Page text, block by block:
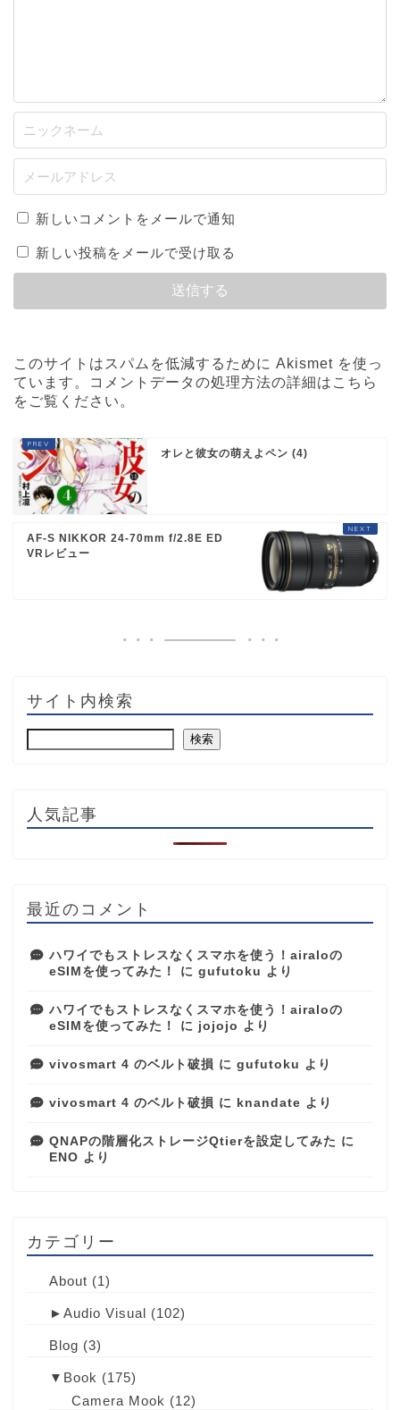
新しいコメントをメールで通知
新しい投稿をメールで受け取る
このサイトはスパムを低減するために Akismet を使っ
ています。
コメントデータの処理方法の詳細はこちら
をご覧ください 。
オレと彼女の萌えよペン (4)
AF-S NIKKOR 24-70mm f/2.8E ED
VRレビュー
サイト内検索
検索
人気記事
最近のコメント
ハワイでもストレスなくスマホを使う！airaloの
eSIMを使ってみた！
に gufutoku より
ハワイでもストレスなくスマホを使う！airaloの
eSIMを使ってみた！
に jojojo より
vivosmart 4 のベルト破損 に gufutoku より
vivosmart 4 のベルト破損 に knandate より
QNAPの階層化ストレージQtierを設定してみた に
ENO より
カテゴリー
About (1)
► Audio Visual (102)
Blog (3)
▼ Book (175)
Camera Mook (12)